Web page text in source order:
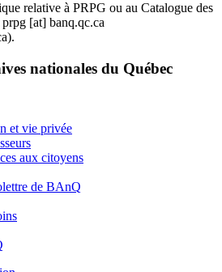
relative à PRPG ou au Catalogue des
prpg [at] banq.qc.ca
.
nationales du Québec
et vie privée
aux citoyens
de BAnQ